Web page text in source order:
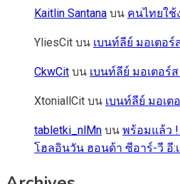
Kaitlin Santana บน คนไทยใช้
YliesCit บน เบนท์ลีย์ มอเตอร์
CkwCit บน เบนท์ลีย์ มอเตอร์
XtoniallCit บน เบนท์ลีย์ มอเต
tabletki_nlMn บน พร้อมแล้ว !
โฮลอินวัน ฮอนด้า ซีอาร์-วี อี